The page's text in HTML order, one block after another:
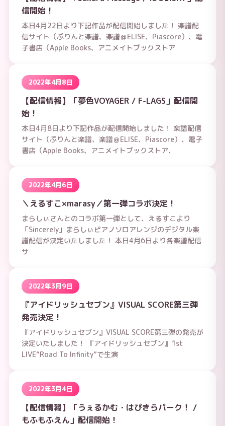
信開始！
本日4月22日より下記作品が配信開始しました！ 楽譜配
信サイト（ぷりんと楽譜、楽譜＠ELISE、Piascore）、電
子書店（Apple Books、アニメイトブックストア
2022年4月8日
【配信情報】「夢色VOYAGER / F-LAGS」配信開
始！
本日4月8日より下記作品が配信開始しました！ 楽譜配信
サイト（ぷりんと楽譜、楽譜＠ELISE、Piascore）、電子
書店（Apple Books、アニメイトブックストア、
2022年4月6日
＼えるすこ×marasy／第一弾コラボ決定！
まらしぃさんとのコラボ第一弾として、えるすこより
「Sincerely」まらしぃピアノソロアレンジのデジタル楽
譜配信が決定いたしました！ 本日4月6日より各楽譜配信
サ
2022年3月9日
『アイドリッシュセブン』VISUAL SCORE第三弾
発売決定！
『アイドリッシュセブン』VISUAL SCORE第三弾の発売が
決定いたしました！ 『アイドリッシュセブン』1st
LIVE“Road To Infinity”で生演
2022年3月4日
【配信情報】「うぇるかむ・はぴきらパーク！ /
もふもふえん」配信開始！